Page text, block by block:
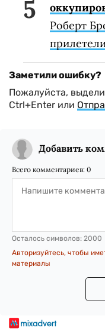
Роберт
Заметили ошибку?
Пожалуйста,
Ctrl+Enter или
Добавить
Всего комментариев: 0
Осталось символов: 2000
Авторизуйтесь, чтобы
материалы